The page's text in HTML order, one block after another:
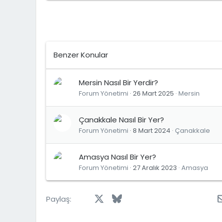
Benzer Konular
Mersin Nasıl Bir Yerdir?
Forum Yönetimi 26 Mart 2025 Mersin
Çanakkale Nasıl Bir Yer?
Forum Yönetimi 8 Mart 2024 Çanakkale
Amasya Nasıl Bir Yer?
Forum Yönetimi 27 Aralık 2023 Amasya
Paylaş: FacebookBluesky